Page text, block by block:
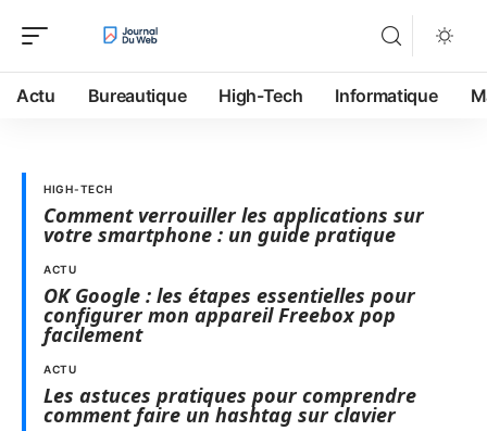
Actu Bureautique High-Tech Informatique
HIGH-TECH
Comment verrouiller les applications sur
votre smartphone : un guide pratique
ACTU
OK Google : les étapes essentielles pour
configurer mon appareil Freebox pop
facilement
ACTU
Les astuces pratiques pour comprendre
comment faire un hashtag sur clavier